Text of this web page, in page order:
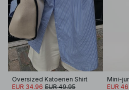
Oversized Katoenen Shirt
EUR 34.96 EUR 49.95
EUR